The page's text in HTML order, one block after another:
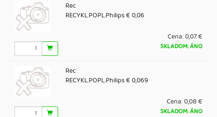
Rec
RECYKL.POPL.Philips € 0,06
Cena:0,07 €
SKLADOM: ÁNO
Rec
RECYKL.POPL.Philips € 0,069
Cena:0,08 €
SKLADOM: ÁNO